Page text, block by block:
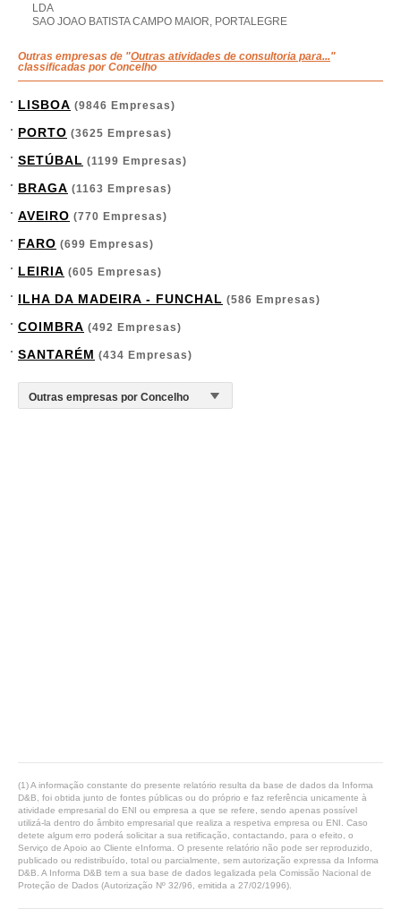
LDA
SAO JOAO BATISTA CAMPO MAIOR, PORTALEGRE
Outras empresas de "Outras atividades de consultoria para..."
classificadas por Concelho
LISBOA (9846 Empresas)
PORTO (3625 Empresas)
SETÚBAL (1199 Empresas)
BRAGA (1163 Empresas)
AVEIRO (770 Empresas)
FARO (699 Empresas)
LEIRIA (605 Empresas)
ILHA DA MADEIRA - FUNCHAL (586 Empresas)
COIMBRA (492 Empresas)
SANTARÉM (434 Empresas)
(1) A informação constante do presente relatório resulta da base de dados da Informa
D&B, foi obtida junto de fontes públicas ou do próprio e faz referência unicamente à
atividade empresarial do ENI ou empresa a que se refere, sendo apenas possível
utilizá-la dentro do âmbito empresarial que realiza a respetiva empresa ou ENI. Caso
detete algum erro poderá solicitar a sua retificação, contactando, para o efeito, o
Serviço de Apoio ao Cliente eInforma. O presente relatório não pode ser reproduzido,
publicado ou redistribuído, total ou parcialmente, sem autorização expressa da Informa
D&B. A Informa D&B tem a sua base de dados legalizada pela Comissão Nacional de
Proteção de Dados (Autorização Nº 32/96, emitida a 27/02/1996).